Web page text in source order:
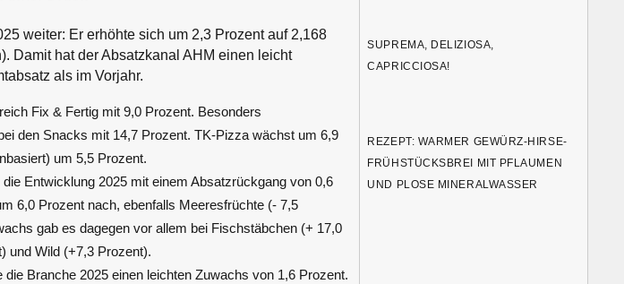
weiter: Er erhöhte sich um 2,3 Prozent auf 2,168
Damit hat der Absatzkanal AHM einen leicht
als im Vorjahr.
Fix & Fertig mit 9,0 Prozent. Besonders
den Snacks mit 14,7 Prozent. TK-Pizza wächst um 6,9
um 5,5 Prozent.
Entwicklung 2025 mit einem Absatzrückgang von 0,6
6,0 Prozent nach, ebenfalls Meeresfrüchte (- 7,5
gab es dagegen vor allem bei Fischstäbchen (+ 17,0
und Wild (+7,3 Prozent).
Branche 2025 einen leichten Zuwachs von 1,6 Prozent.
SUPREMA, DELIZIOSA,
CAPRICCIOSA!
REZEPT: WARMER GEWÜRZ-HIRSE-
FRÜHSTÜCKSBREI MIT PFLAUMEN
UND PLOSE MINERALWASSER